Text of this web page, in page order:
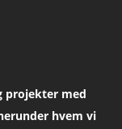
projekter med
hvem vi